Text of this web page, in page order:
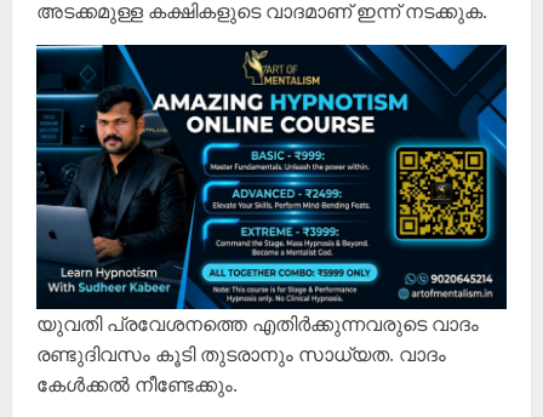
അടക്കമുള്ള കക്ഷികളുടെ വാദമാണ് ഇന്ന് നടക്കുക.
യുവതി പ്രവേശനത്തെ എതിർക്കുന്നവരുടെ വാദം
രണ്ടുദിവസം കൂടി തുടരാനും സാധ്യത. വാദം
കേൾക്കൽ നീണ്ടേക്കും.